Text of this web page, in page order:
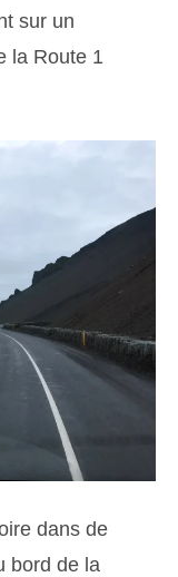
sur un
la Route 1
dans de
bord de la